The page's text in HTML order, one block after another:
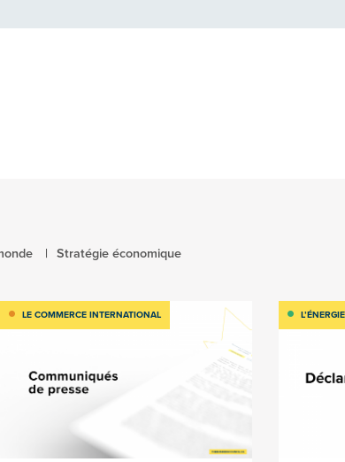
Stratégie économique
LE COMMERCE INTERNATIONAL L’ÉNERGIE